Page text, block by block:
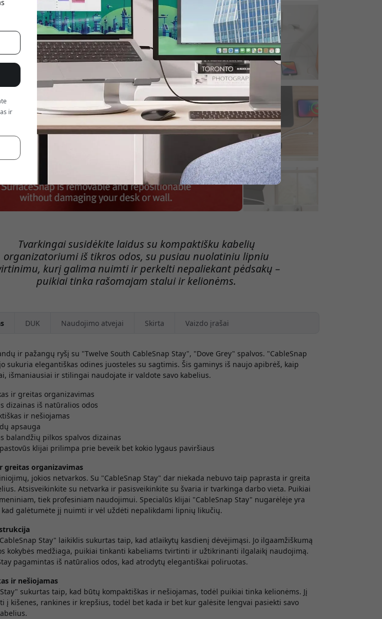
Tvarkingai susidėkite laidus su kompaktišku kabelių
organizatoriumi iš tikros odos, su pusiau nuolatiniu lipniu
kurį galima nuimti ir perkelti nepaliekant pėdsakų –
puikiai tinka rašomajam stalui ir kelionėms.
DUK Naudojimo atvejai Skirta Vaizdo įrašai
ir pažangų ryšį su "Twelve South CableSnap Stay", "Dove Grey" spalvos. "CableSnap
sukuria elegantiškas odines juosteles su sagtimis. Šis gaminys iš naujo apibrėš, kaip
išmaniausiai ir stilingai naudojate ir valdote savo kabelius.
ir greitas organizavimas
dizainas iš natūralios odos
ir nešiojamas
apsauga
balandžių pilkos spalvos dizainas
klijai prilimpa prie beveik bet kokio lygaus paviršiaus
greitas organizavimas
jokios netvarkos. Su "CableSnap Stay" dar niekada nebuvo taip paprasta ir greita
Atsisveikinkite su netvarka ir pasisveikinkite su švaria ir tvarkinga darbo vieta. Puikiai
tiek profesiniam naudojimui. Specialūs klijai "CableSnap Stay" nugarėlėje yra
galėtumėte jį nuimti ir vėl uždėti nepalikdami lipnių likučių.
Stay" laikiklis sukurtas taip, kad atlaikytų kasdienį dėvėjimąsi. Jo ilgaamžiškumą
kokybės medžiaga, puikiai tinkanti kabeliams tvirtinti ir užtikrinanti ilgalaikį naudojimą.
pagamintas iš natūralios odos, kad atrodytų elegantiškai poliruotas.
ir nešiojamas
sukurtas taip, kad būtų kompaktiškas ir nešiojamas, todėl puikiai tinka kelionėms. Jį
į kišenes, rankines ir krepšius, todėl bet kada ir bet kur galėsite lengvai pasiekti savo
ir
atsiskaitydami.